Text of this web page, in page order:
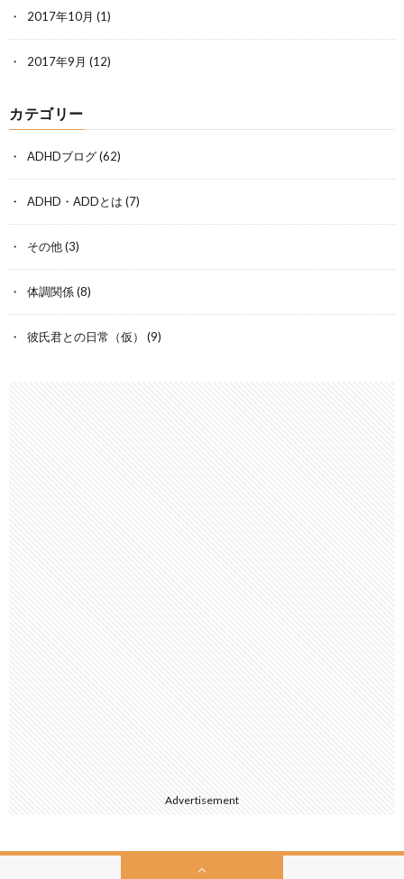
2017年10月 (1)
2017年9月 (12)
カテゴリー
ADHDブログ(62)
ADHD・ADDとは (7)
その他(3)
体調関係(8)
彼氏君との日常（仮） (9)
Advertisement